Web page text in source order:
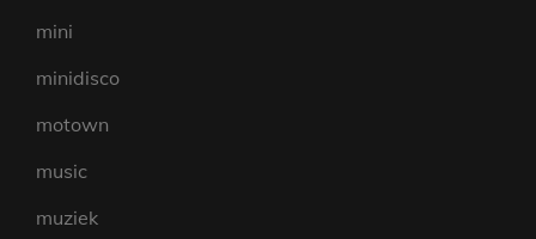
mini
minidisco
motown
music
muziek